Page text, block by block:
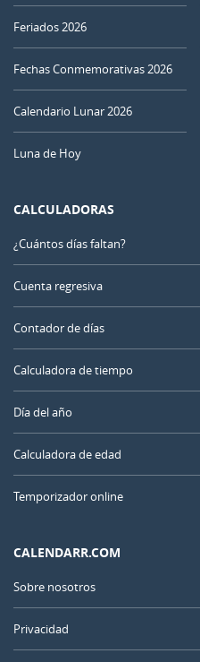
Feriados 2026
Fechas Conmemorativas 2026
Calendario Lunar 2026
Luna de Hoy
CALCULADORAS
¿Cuántos días faltan?
Cuenta regresiva
Contador de días
Calculadora de tiempo
Día del año
Calculadora de edad
Temporizador online
CALENDARR.COM
Sobre nosotros
Privacidad